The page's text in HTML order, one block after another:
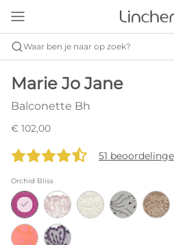
Waar ben je naar op zoek?
Marie Jo Jane
Balconette Bh
€ 102,00
51
Orchid Bliss